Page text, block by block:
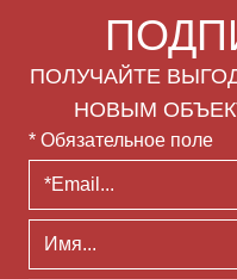
ПОЛУЧАЙТЕ
НОВЫМ
* Обязательное поле